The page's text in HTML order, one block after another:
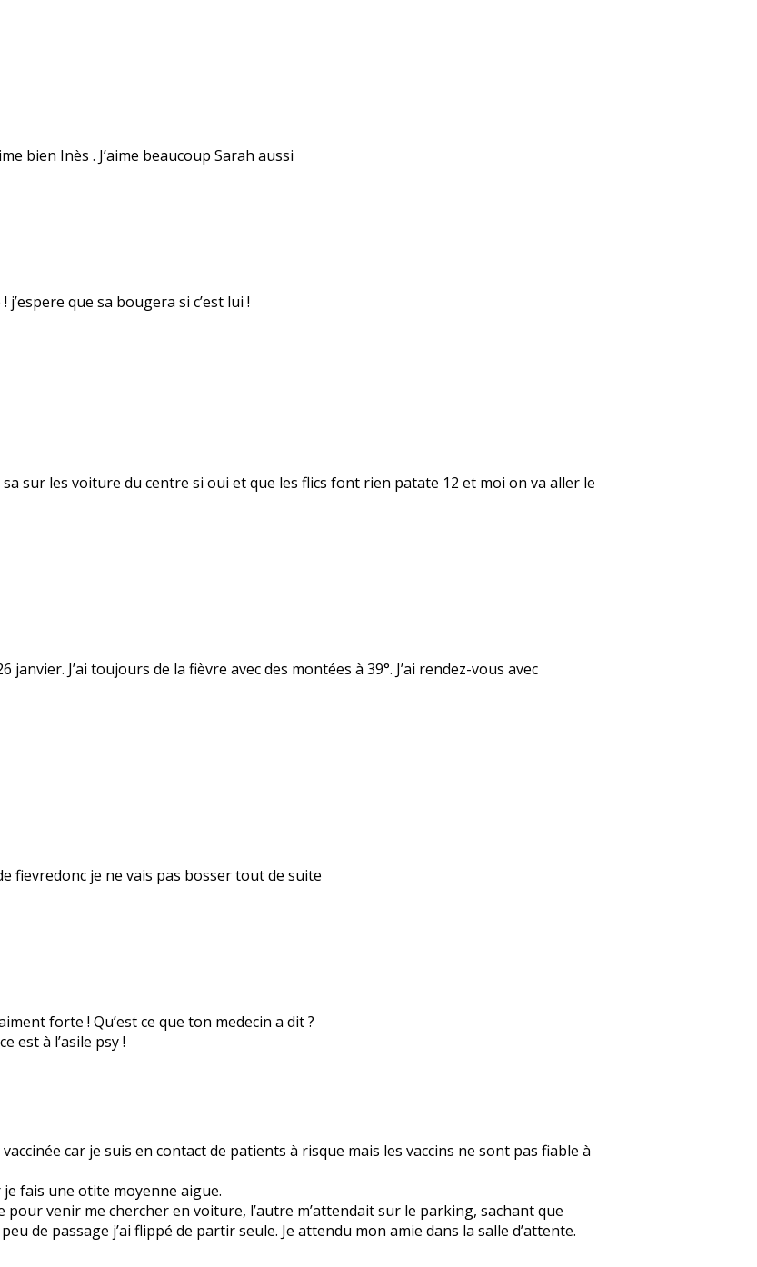
bien Inès . J’aime beaucoup Sarah aussi
que sa bougera si c’est lui !
sur les voiture du centre si oui et que les flics font rien patate 12 et moi on va aller le
J’ai toujours de la fièvre avec des montées à 39°. J’ai rendez-vous avec
fievredonc je ne vais pas bosser tout de suite
forte ! Qu’est ce que ton medecin a dit ?
est à l’asile psy !
car je suis en contact de patients à risque mais les vaccins ne sont pas fiable à
je fais une otite moyenne aigue.
venir me chercher en voiture, l’autre m’attendait sur le parking, sachant que
de passage j’ai flippé de partir seule. Je attendu mon amie dans la salle d’attente.